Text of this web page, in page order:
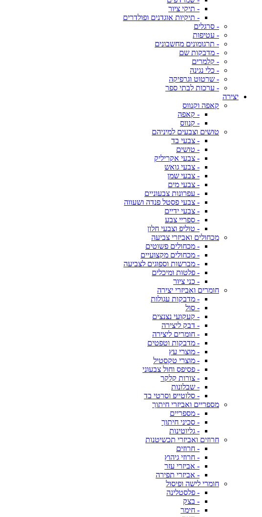
- תיקי ציור
- תיקיות אוגדנים ופולדרים
- סרגלים
- עטיפות
- תרגומונים מחשבונים
- מדבקות שם
- קלמרים
- כלי נגינה
- שרטוט וגרפיקה
- ערכות לבתי ספר
יצירה
קאפה וקנווס
- קאפה
- קנווס
טושים וצבעים למיניהם
- צבעי בד
- טושים
- צבעי אקריליק
- צבעי גואש
- צבעי שמן
- צבעי מים
- עפרונות צבעוניים
- צבעי פסטל פנדה ושעווה
- צבעי ידיים
- ספריי צבע
- טוליפ וצבעי חלון
מכחולים ואביזרי צביעה
- מכחולים פשוטים
- מכחולים מקצועיים
- מברשות וספוגים לצביעה
- פלטות ומיכלים
- כני ציור
חומרים ואביזרי יצירה
- מדבקות עגולות
- סול
- קעקועי נצנצים
- דבק ליצירה
- חומרים ליצירה
- מדבקות וטפטים
- מוצרי עץ
- מוצרי טקסטיל
- פסיפס וחול צבעוני
- צורות קלקר
- שבלונות
- סלוטייפ וסרטי בד
מספריים ואביזרי חיתוך
- מספריים
- סכיני חיתוך
- גליוטינות
חרוזים ואביזרי תכשיטנות
- חרוזים
- חרוזי גיהוץ
- אביזרי עזר
- אביזרי תפירה
חומרי לישה ופיסול
- פלסטלינה
- בצק
- חימר